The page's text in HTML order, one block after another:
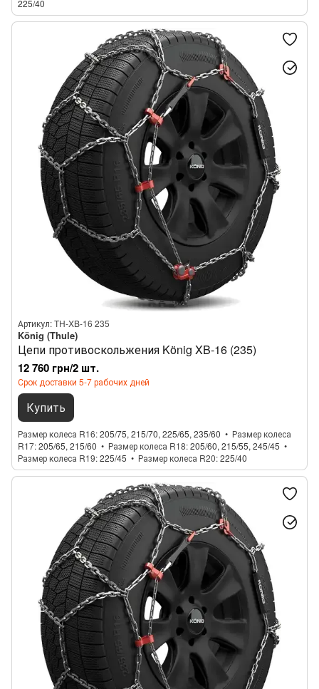
225/40
Артикул: TH-XB-16 235
König (Thule)
Цепи противоскольжения König XB-16 (235)
12 760 грн/2 шт.
Срок доставки 5-7 рабочих дней
Купить
Размер колеса R16 205/75, 215/70, 225/65, 235/60
Размер колеса
R17 205/65, 215/60 Размер колеса R18 205/60, 215/55, 245/45
Размер колеса R19 225/45 Размер колеса R20 225/40